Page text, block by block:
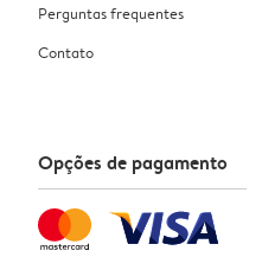
Perguntas frequentes
Contato
Opções de pagamento